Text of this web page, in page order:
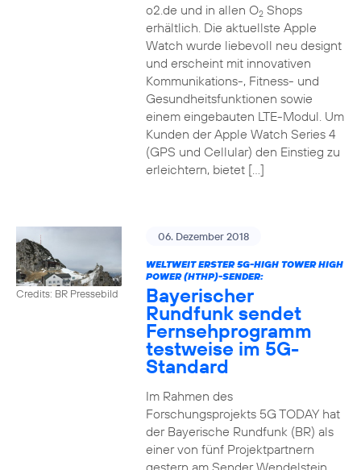
o2.de und in allen O2Shops
erhältlich. Die aktuellste Apple
Watch wurde liebevoll neu designt
und erscheint mit innovativen
Kommunikations-, Fitness- und
Gesundheitsfunktionen sowie
einem eingebauten LTE-Modul. Um
Kunden der Apple Watch Series 4
(GPS und Cellular) den Einstieg zu
erleichtern, bietet […]
Credits: BR Pressebild
06. Dezember 2018
WELTWEIT ERSTER 5G-HIGH TOWER HIGH
POWER (HTHP)-SENDER:
Bayerischer
Rundfunk sendet
Fernsehprogramm
testweise im 5G-
Standard
Im Rahmen des
Forschungsprojekts 5G TODAY hat
der Bayerische Rundfunk (BR) als
einer von fünf Projektpartnern
gestern am Sender Wendelstein